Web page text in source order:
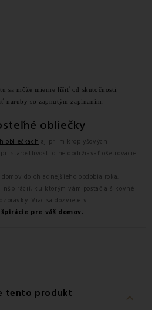
sa môže mierne líšiť od skutočnosti.
naruby so zapnutým zapínaním.
obliečky
obliečkach aj pri mikroplyšových
starostlivosti o ne dodržiavať ošetrovacie
do chladnejšieho obdobia roka.
ku ktorým vám postačia šikovné
Viac sa dozviete v
pre váš domov.
tento produkt keyboard_arrow_down